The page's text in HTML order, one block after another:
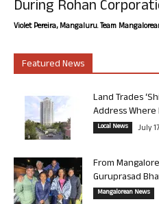
During Rohan
Violet Pereira, Mangaluru. Team
Featured News
Land Trades
Address
Local News July
From
Guruprasad
Mangalorean News